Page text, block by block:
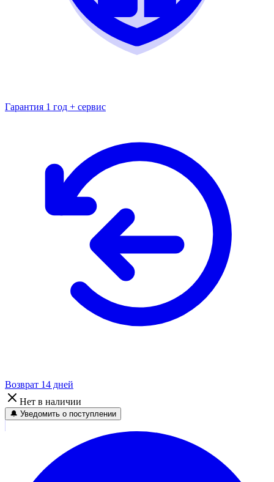
Гарантия 1 год + сервис
Возврат 14 дней
Нет в наличии
🔔 Уведомить о поступлении